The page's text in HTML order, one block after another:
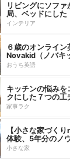
リビングにソフ
局、ベッドにした
インテリア
６歳のオンライン
Novakid（ノバキ
おうち英語
キッチンの悩みを
クにした７つの工
家事ラク
【小さな家づく
体験、5年分のノ
た！
小さな家